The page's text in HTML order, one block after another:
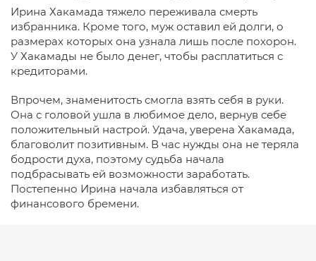
Ирина Хакамада тяжело переживала смерть
избранника. Кроме того, муж оставил ей долги, о
размерах которых она узнала лишь после похорон.
У Хакамады не было денег, чтобы расплатиться с
кредиторами.
Впрочем, знаменитость смогла взять себя в руки.
Она с головой ушла в любимое дело, вернув себе
положительный настрой. Удача, уверена Хакамада,
благоволит позитивным. В час нужды она не теряла
бодрости духа, поэтому судьба начала
подбрасывать ей возможности заработать.
Постепенно Ирина начала избавляться от
финансового бремени.